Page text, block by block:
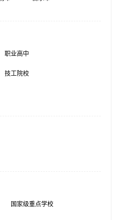
职业高中
技工院校
国家级重点学校